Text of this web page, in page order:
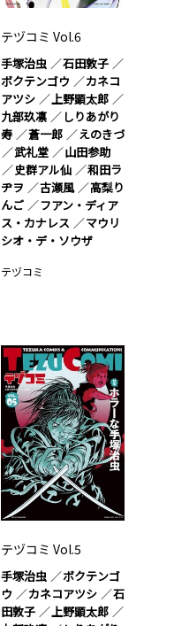
テヅコミ Vol.6
手塚治虫
石田敦子
ボクテンゴウ
カネコ
アツシ
上野顕太郎
九部玖凛
しりあがり
寿
蒼一郎
えのきづ
武礼堂
山田参助
史群アル仙
和田ラ
ヂヲ
古瀬風
高梨り
んご
フアン・ディア
ス・カナレス
マウリ
シオ・デ・ソウザ
テヅコミ
テヅコミ Vol.5
手塚治虫
ボクテンゴ
ウ
カネコアツシ
石
田敦子
上野顕太郎